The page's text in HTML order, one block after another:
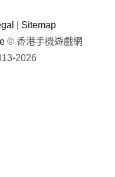
Sitemap
© 香港手機遊戲網
2026